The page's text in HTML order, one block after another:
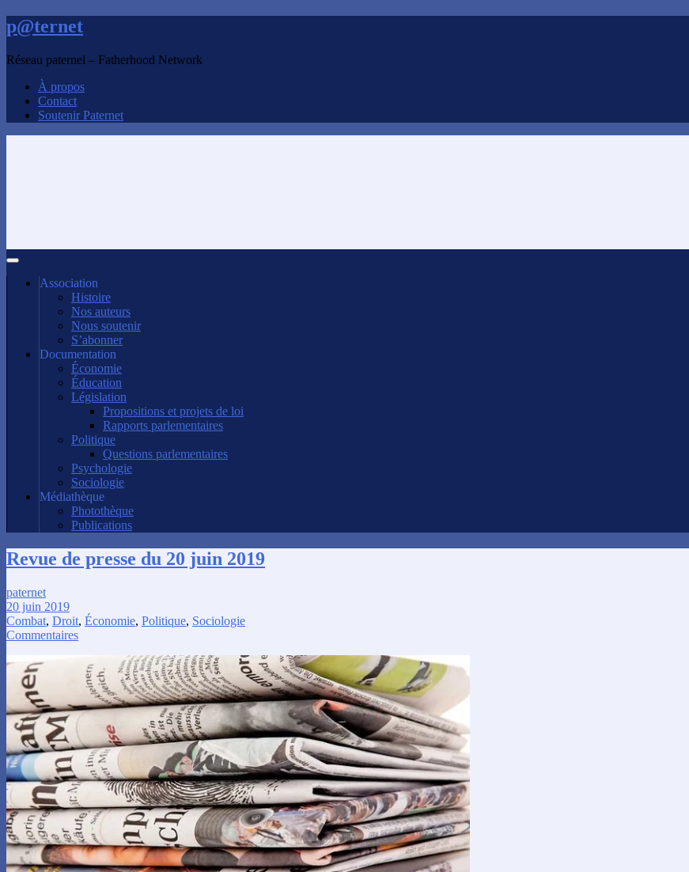
p@ternet
Réseau paternel – Fatherhood Network
À propos
Contact
Soutenir Paternet
Association
Histoire
Nos auteurs
Nous soutenir
S’abonner
Documentation
Économie
Éducation
Législation
Propositions et projets de loi
Rapports parlementaires
Politique
Questions parlementaires
Psychologie
Sociologie
Médiathèque
Photothèque
Publications
Revue de presse du 20 juin 2019
paternet
20 juin 2019
Combat, Droit, Économie, Politique, Sociologie
Commentaires